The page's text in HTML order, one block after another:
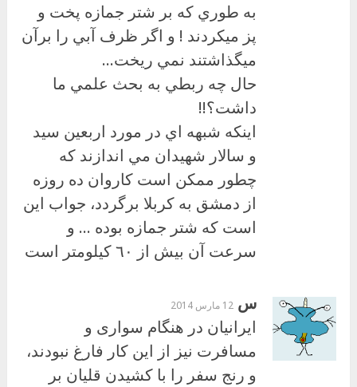
به طوري كه بر شتر جمازه پخت و
پز ميكردند ! و اگر ظرف آبي را برآن
ميگذاشتند نمي ريخت…
حال چه ربطي به بحث علمي ما
داشت؟!!
اينكه شبهه اي در مورد اربعين سيد
و سالار شهيدان مي اندازند كه
چطور ممكن است كاروان ده روزه
از دمشق به كربلا برگردد، جواب اين
است كه شتر جمازه بوده … و
سرعت آن بيش از ٦٠ كيلومتر است
س 12 مارس 2014
ایرانیان در هنگام سواری و
مسافرت نیز از این كار فارغ نبودند،
و رنج سفر را با كشیدن قلیان بر